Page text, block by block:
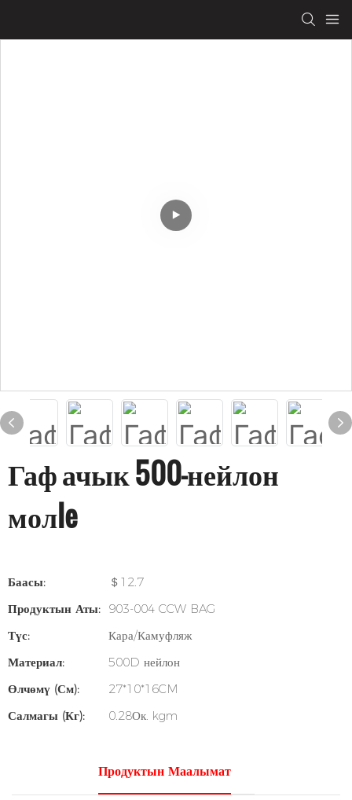
Гаф ачык 500-нейлон
молle
Баасы:
＄12.7
Продуктын Аты: 903-004 CCW BAG
Түс:
Кара/Камуфляж
Материал:
500D нейлон
Өлчөмү (см):
27*10*16CM
Салмагы (кг):
0.28Ок. kgm
Продуктын Маалымат